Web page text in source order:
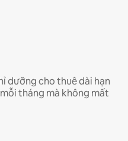
dưỡng cho thuê dài hạn
tháng mà không mất